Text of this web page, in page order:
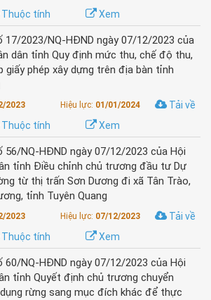
Xem
Thuộc tính
17/2023/NQ-HĐND ngày 07/12/2023 của
dân tỉnh Quy định mức thu, chế độ thu,
giấy phép xây dựng trên địa bàn tỉnh
2023 Hiệu lực: 01/01/2024
Tải về
Xem
Thuộc tính
56/NQ-HĐND ngày 07/12/2023 của Hội
tỉnh Điều chỉnh chủ trương đầu tư Dự
từ thị trấn Sơn Dương đi xã Tân Trào,
tỉnh Tuyên Quang
2023 Hiệu lực: 07/12/2023
Tải về
Xem
Thuộc tính
60/NQ-HĐND ngày 07/12/2023 của Hội
tỉnh Quyết định chủ trương chuyển
rừng sang mục đích khác để thực